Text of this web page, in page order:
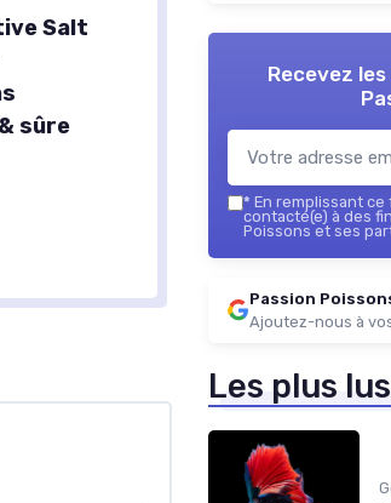
Salt
sûre
Recevez
* En remplissant ce
contacté(e) à des
Poissons et ses
Passion
Ajoutez-nous à
Les plus lus